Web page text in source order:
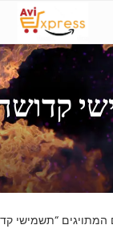
קדושה
המתויגים “תשמישי